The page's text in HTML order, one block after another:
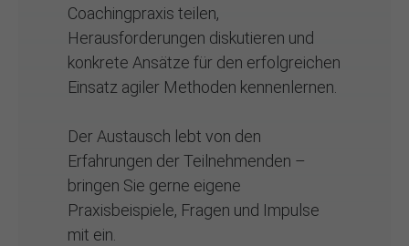
Coachingpraxis teilen,
Herausforderungen diskutieren und
konkrete Ansätze für den erfolgreichen
Einsatz agiler Methoden kennenlernen.
Der Austausch lebt von den
Erfahrungen der Teilnehmenden –
bringen Sie gerne eigene
Praxisbeispiele, Fragen und Impulse
mit ein.